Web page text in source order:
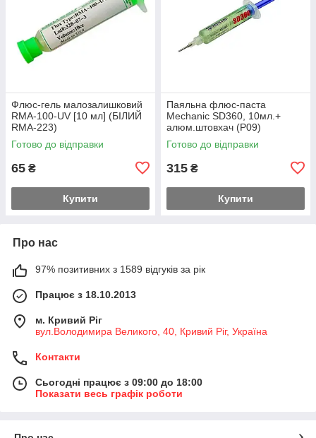
Флюс-гель малозалишковий
RMA-100-UV [10 мл] (БІЛИЙ
RMA-223)
Готово до відправки
65 ₴
Купити
Паяльна флюс-паста
Mechanic SD360, 10мл.+
алюм.штовхач (Р09)
Готово до відправки
315 ₴
Купити
Про нас
97% позитивних з 1589 відгуків за рік
Працює з 18.10.2013
м. Кривий Ріг
вул.Володимира Великого, 40, Кривий Ріг, Україна
Контакти
Сьогодні працює з 09:00 до 18:00
Показати весь графік роботи